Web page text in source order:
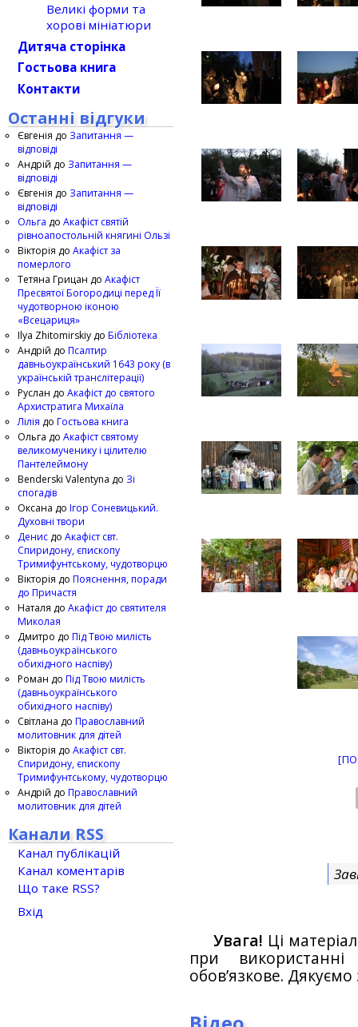
Увага! Ці
при
обов’язкове.
Великі форми та
хорові мініатюри
Дитяча сторінка
Гостьова книга
Контакти
Останні відгуки
Євгенія до Запитання —
відповіді
Андрій до Запитання —
відповіді
Євгенія до Запитання —
відповіді
Ольга до Акафіст святій
рівноапостольній княгині Ользі
Вікторія до Акафіст за
померлого
Тетяна Грицан до Акафіст
Пресвятої Богородиці перед Її
чудотворною іконою
«Всецариця»
Ilya Zhitomirskiy до Бібліотека
Андрій до Псалтир
давньоукраїнський 1643 року (в
українській транслітерації)
Руслан до Акафіст до святого
Архистратига Михаїла
Лілія до Гостьова книга
Ольга до Акафіст святому
великомученику і цілителю
Пантелеймону
Benderski Valentyna до Зі
спогадів
Оксана до Ігор Соневицький.
Духовні твори
Денис до Акафіст свт.
Спиридону, єпископу
Тримифунтському, чудотворцю
Вікторія до Пояснення, поради
до Причастя
Наталя до Акафіст до святителя
Миколая
Дмитро до Під Твою милість
(давньоукраїнського
обихідного наспіву)
Роман до Під Твою милість
(давньоукраїнського
обихідного наспіву)
Світлана до Православний
молитовник для дітей
Вікторія до Акафіст свт.
Спиридону, єпископу
Тримифунтському, чудотворцю
Андрій до Православний
молитовник для дітей
Канали RSS
Канал публікацій
Канал коментарів
Що таке RSS?
Вхід